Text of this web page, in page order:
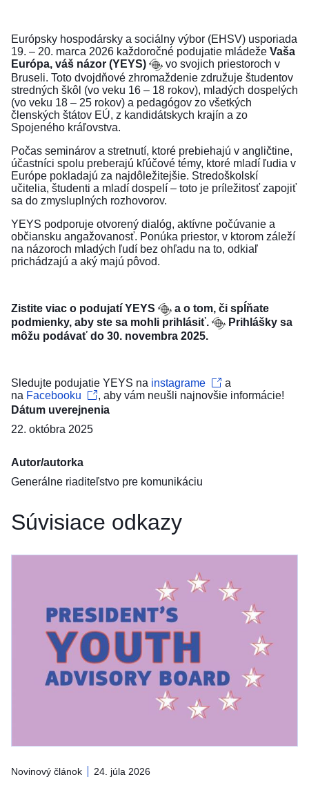
Európsky hospodársky a sociálny výbor (EHSV) usporiada
19. – 20. marca 2026 každoročné podujatie mládeže Vaša
Európa, váš názor (YEYS)
vo svojich priestoroch v
Bruseli. Toto dvojdňové zhromaždenie združuje študentov
stredných škôl (vo veku 16 – 18 rokov), mladých dospelých
(vo veku 18 – 25 rokov) a pedagógov zo všetkých
členských štátov EÚ, z kandidátskych krajín a zo
Spojeného kráľovstva.
Počas seminárov a stretnutí, ktoré prebiehajú v angličtine,
účastníci spolu preberajú kľúčové témy, ktoré mladí ľudia v
Európe pokladajú za najdôležitejšie. Stredoškolskí
učitelia, študenti a mladí dospelí – toto je príležitosť zapojiť
sa do zmysluplných rozhovorov.
YEYS podporuje otvorený dialóg, aktívne počúvanie a
občiansku angažovanosť. Ponúka priestor, v ktorom záleží
na názoroch mladých ľudí bez ohľadu na to, odkiaľ
prichádzajú a aký majú pôvod.
Zistite viac o podujatí YEYS a o tom, či spĺňate
podmienky, aby ste sa mohli prihlásiť.
Prihlášky sa
môžu podávať do 30. novembra 2025.
Sledujte podujatie YEYS na instagrame
a
na Facebooku
, aby vám neušli najnovšie informácie!
Dátum uverejnenia
22. októbra 2025
Autor/autorka
Generálne riaditeľstvo pre komunikáciu
Súvisiace odkazy
Novinový článok 24. júla 2026